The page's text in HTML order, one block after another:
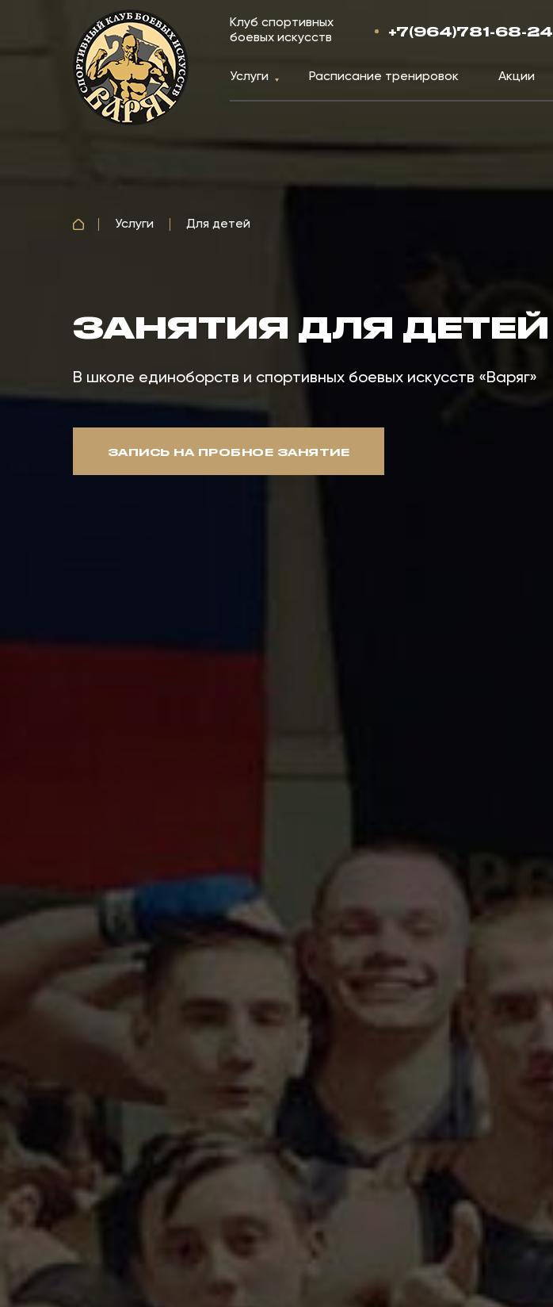
Клуб спортивных
боевых искусств
+7(964)781-68-24
Услуги Расписание тренировок Акции
Услуги Для детей
ЗАНЯТИЯ ДЛЯ ДЕТЕЙ
В школе единоборств и спортивных боевых искусств «Варяг»
ЗАПИСЬ НА ПРОБНОЕ ЗАНЯТИЕ